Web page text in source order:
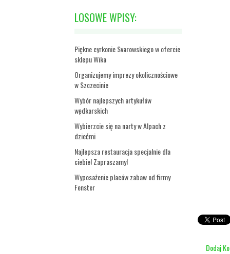
LOSOWE WPISY:
Piękne cyrkonie Svarowskiego w ofercie
sklepu Wika
Organizujemy imprezy okolicznościowe
w Szczecinie
Wybór najlepszych artykułów
wędkarskich
Wybierzcie się na narty w Alpach z
dziećmi
Najlepsza restauracja specjalnie dla
ciebie! Zapraszamy!
Wyposażenie placów zabaw od firmy
Fenster
Dodaj